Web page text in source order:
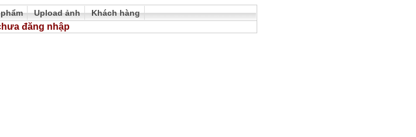
Upload ảnh Khách hàng
đăng nhập